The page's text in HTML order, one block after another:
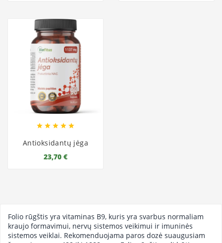
    
Antioksidantų jėga
23,70 €
Folio rūgštis yra vitaminas B9, kuris yra svarbus normaliam
kraujo formavimui, nervų sistemos veikimui ir imuninės
sistemos veiklai. Rekomenduojama paros dozė suaugusiam